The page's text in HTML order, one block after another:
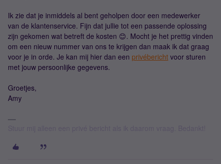
Ik zie dat je inmiddels al bent geholpen door een medewerker
van de klantenservice. Fijn dat jullie tot een passende oplossing
zijn gekomen wat betreft de kosten 😊. Mocht je het prettig vinden
om een nieuw nummer van ons te krijgen dan maak ik dat graag
voor je in orde. Je kan mij hier dan een privébericht voor sturen
met jouw persoonlijke gegevens.
Groetjes,
Amy